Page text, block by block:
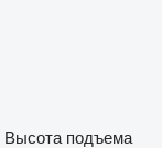
Высота подъема